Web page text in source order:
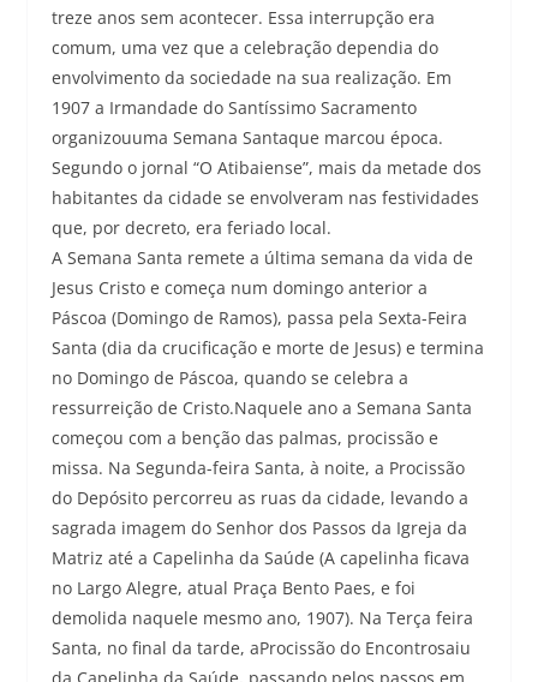
treze anos sem acontecer. Essa interrupção era
comum, uma vez que a celebração dependia do
envolvimento da sociedade na sua realização. Em
1907 a Irmandade do Santíssimo Sacramento
organizouuma Semana Santaque marcou época.
Segundo o jornal “O Atibaiense”, mais da metade dos
habitantes da cidade se envolveram nas festividades
que, por decreto, era feriado local.
A Semana Santa remete a última semana da vida de
Jesus Cristo e começa num domingo anterior a
Páscoa (Domingo de Ramos), passa pela Sexta-Feira
Santa (dia da crucificação e morte de Jesus) e termina
no Domingo de Páscoa, quando se celebra a
ressurreição de Cristo.Naquele ano a Semana Santa
começou com a benção das palmas, procissão e
missa. Na Segunda-feira Santa, à noite, a Procissão
do Depósito percorreu as ruas da cidade, levando a
sagrada imagem do Senhor dos Passos da Igreja da
Matriz até a Capelinha da Saúde (A capelinha ficava
no Largo Alegre, atual Praça Bento Paes, e foi
demolida naquele mesmo ano, 1907). Na Terça feira
Santa, no final da tarde, aProcissão do Encontrosaiu
da Capelinha da Saúde, passando pelos passos em